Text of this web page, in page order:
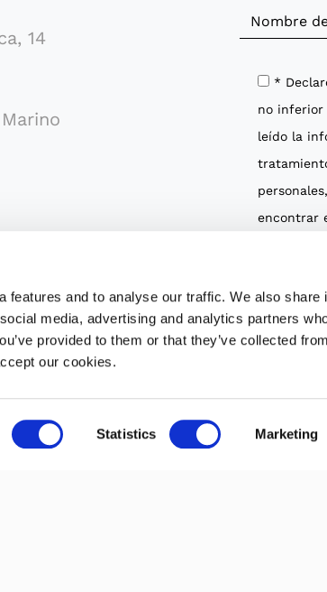
features and to analyse our traffic. We also share
media, advertising and analytics partners
provided to them or that they’ve collected
our cookies.
Statistics Marketing
14
*
no inferior
leído la
encontrar
recepción
Casadei